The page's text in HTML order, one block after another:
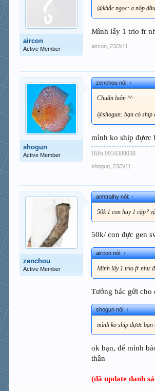
aircon
Active Member
@khắc ngọc: a nộp
Mình lấy 1 trio fr
aircon 23/3/11
shogun
Active Member
zenchou nói:↑
Chuẩn luôn ^^
@shogun: bạn có ship
mình ko ship đựơc
Hiển 0934389038
shogun 23/3/11
zenchou
Active Member
anhtraihy nói:↑
50k 1 con hay 1 cặp?
50k/ con đực gen
aircon nói:↑
Mình lấy 1 trio fr như
Tưởng bác gửi cho
shogun nói:↑
mình ko ship đựơc bạn
ok bạn, để mình
thân
(đã update danh